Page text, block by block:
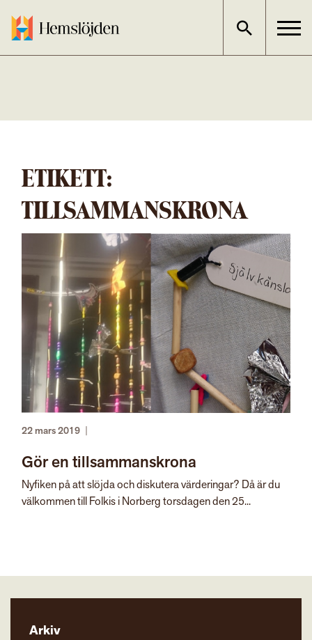
innehållet
ETIKETT:
TILLSAMMANSKRONA
22 mars 2019
Gör en tillsammanskrona
Nyfiken på att slöjda och diskutera värderingar? Då är du
välkommen till Folkis i Norberg torsdagen den 25...
Arkiv